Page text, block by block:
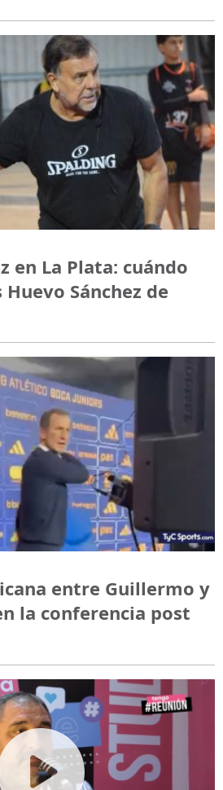
en La Plata: cuándo
Sánchez de
entre Guillermo y
la conferencia post